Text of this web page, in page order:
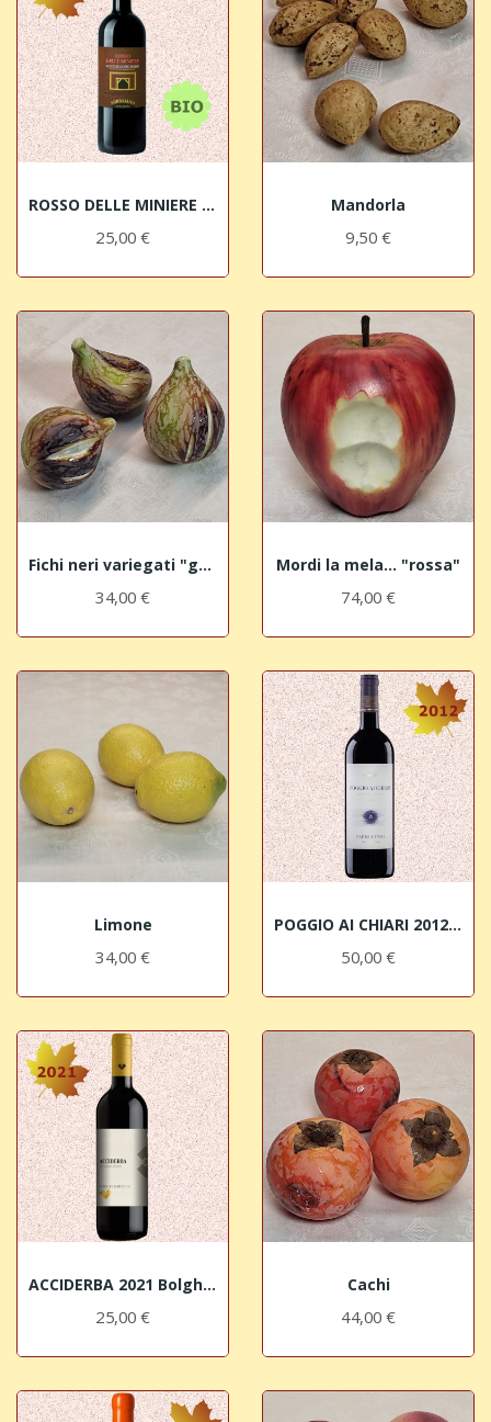
ROSSO DELLE MINIERE 2019 Montescudaio Rosso DOC...
25,00 €
Mandorla
9,50 €
Fichi neri variegati "grandi"
34,00 €
Mordi la mela... "rossa"
74,00 €
Limone
34,00 €
POGGIO AI CHIARI 2012 IGT Sangiovese Toscano...
50,00 €
ACCIDERBA 2021 Bolgheri Rosso DOC Serni Fulvio...
25,00 €
Cachi
44,00 €